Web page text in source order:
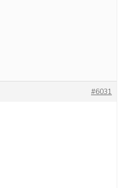
#6031